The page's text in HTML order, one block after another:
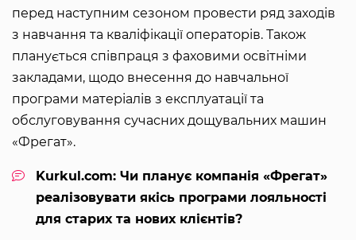
перед наступним сезоном провести ряд заходів
з навчання та кваліфікації операторів. Також
планується співпраця з фаховими освітніми
закладами, щодо внесення до навчальної
програми матеріалів з експлуатації та
обслуговування сучасних дощувальних машин
«Фрегат».
Kurkul.com: Чи планує компанія «Фрегат»
реалізовувати якісь програми лояльності
для старих та нових клієнтів?